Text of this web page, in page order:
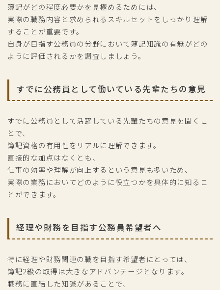
簿記がどの程度必要かを見極めるためには、
実際の職務内容と求められるスキルセットをしっかり理解
することが重要です。
自身が目指す公務員の分野において簿記知識の有無がどの
ように評価されるかを調査しましょう。
すでに公務員として働いている先輩たちの意見
すでに公務員として活躍している先輩たちの意見を聞くこ
とで、
簿記資格の有用性をリアルに理解できます。
直接的な加点はなくとも、
仕事の効率や理解が向上するという意見も多いため、
実際の業務においてどのように役立つかを具体的に知るこ
とができます。
経理や財務を目指す公務員希望者へ
特に経理や財務関連の職を目指す希望者にとっては、
簿記2級の取得は大きなアドバンテージとなります。
職務に直結した知識があることで、